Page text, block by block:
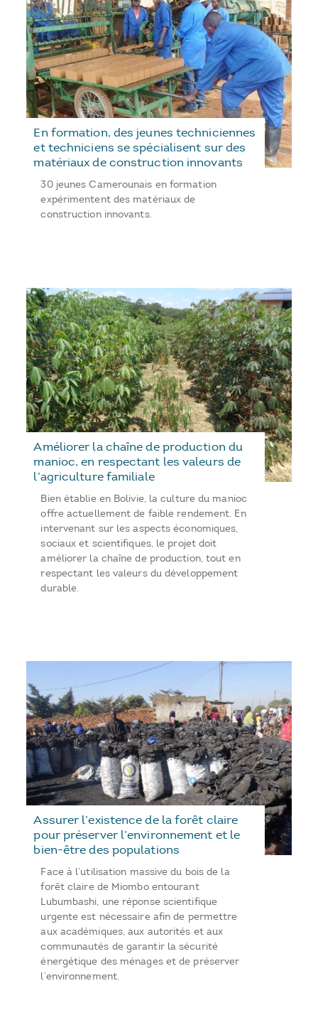
En formation, des jeunes techniciennes
et techniciens se spécialisent sur des
matériaux de construction innovants
30 jeunes Camerounais en formation
expérimentent des matériaux de
construction innovants.
Améliorer la chaîne de production du
manioc, en respectant les valeurs de
l’agriculture familiale
Bien établie en Bolivie, la culture du manioc
offre actuellement de faible rendement. En
intervenant sur les aspects économiques,
sociaux et scientifiques, le projet doit
améliorer la chaîne de production, tout en
respectant les valeurs du développement
durable.
Assurer l’existence de la forêt claire
pour préserver l’environnement et le
bien-être des populations
Face à l’utilisation massive du bois de la
forêt claire de Miombo entourant
Lubumbashi, une réponse scientifique
urgente est nécessaire afin de permettre
aux académiques, aux autorités et aux
communautés de garantir la sécurité
énergétique des ménages et de préserver
l’environnement.